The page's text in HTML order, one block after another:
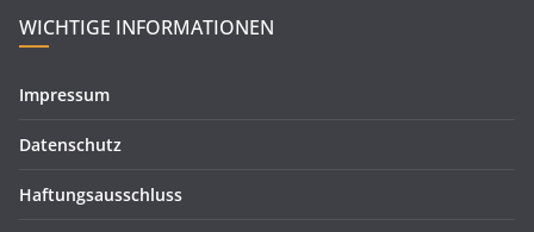
WICHTIGE INFORMATIONEN
Impressum
Datenschutz
Haftungsausschluss